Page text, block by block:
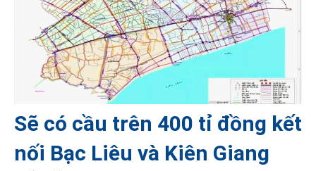
Sẽ có cầu trên 400 tỉ đồng kết
nối Bạc Liêu và Kiên Giang